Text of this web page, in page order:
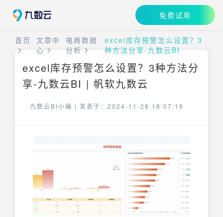
免费试用
首页
文章中
心
电商数据
分析
excel库存预警怎么设置？3
种方法分享-九数云BI
excel库存预警怎么设置？3种方法分
享-九数云BI | 帆软九数云
九数云BI小编 | 发表于：2024-11-28 18:07:19